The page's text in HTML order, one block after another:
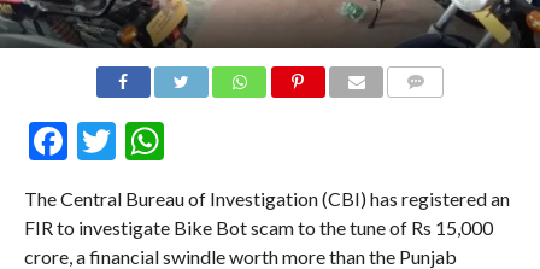
Facebook
Twitter
WhatsApp
The Central Bureau of Investigation (CBI) has registered an
FIR to investigate Bike Bot scam to the tune of Rs 15,000
crore, a financial swindle worth more than the Punjab